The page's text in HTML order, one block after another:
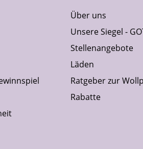
Über uns
Unsere Siegel -
Stellenangebote
Läden
Ratgeber zur
Rabatte